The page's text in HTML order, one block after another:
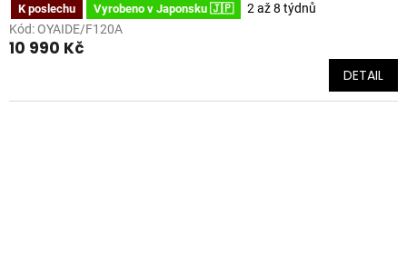
K poslechu Vyrobeno v Japonsku 🇯🇵
2 až 8 týdnů
Kód: OYAIDE/F120A
10 990 Kč
DETAIL